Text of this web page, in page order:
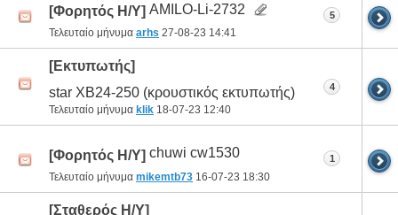
[Φορητός Η/Υ] AMILO-Li-2732
Τελευταίο μήνυμα arhs 27-08-23 14:41
5
[Εκτυπωτής]
star XB24-250 (κρουστικός εκτυπωτής)
Τελευταίο μήνυμα klik 18-07-23 12:40
4
[Φορητός Η/Υ] chuwi cw1530
Τελευταίο μήνυμα mikemtb73 16-07-23 18:30
1
[Σταθερός Η/Υ]